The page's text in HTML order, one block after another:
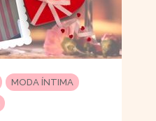
MODA ÍNTIMA